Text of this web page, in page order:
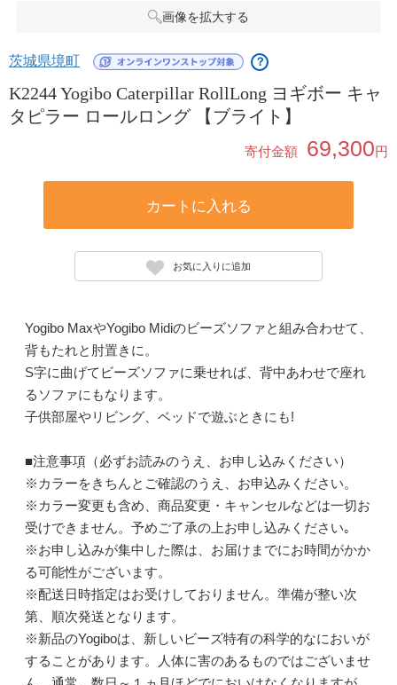
画像を拡大する
茨城県境町 ？
K2244 Yogibo Caterpillar RollLong ヨギボー キャ
タピラー ロールロング 【ブライト】
寄付金額 69,300円
カートに入れる
お気に入りに追加
Yogibo MaxやYogibo Midiのビーズソファと組み合わせて、
背もたれと肘置きに。
S字に曲げてビーズソファに乗せれば、背中あわせで座れ
るソファにもなります。
子供部屋やリビング、ベッドで遊ぶときにも!
■注意事項（必ずお読みのうえ、お申し込みください）
※カラーをきちんとご確認のうえ、お申込みください。
※カラー変更も含め、商品変更・キャンセルなどは一切お
受けできません。予めご了承の上お申し込みください｡
※お申し込みが集中した際は、お届けまでにお時間がかか
る可能性がございます。
※配送日時指定はお受けしておりません。準備が整い次
第、順次発送となります。
※新品のYogiboは、新しいビーズ特有の科学的なにおいが
することがあります。人体に害のあるものではございませ